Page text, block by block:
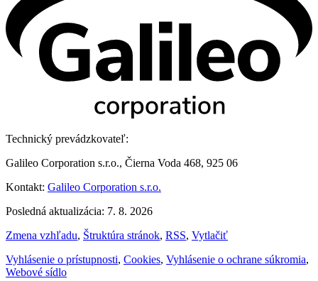
Technický prevádzkovateľ:
Galileo Corporation s.r.o., Čierna Voda 468, 925 06
Kontakt: Galileo Corporation s.r.o.
Posledná aktualizácia: 7. 8. 2026
Zmena vzhľadu, Štruktúra stránok, RSS, Vytlačiť
Vyhlásenie o prístupnosti, Cookies, Vyhlásenie o ochrane súkromia,
Webové sídlo